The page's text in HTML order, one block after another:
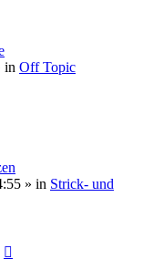
in Off Topic
» in Strick- und